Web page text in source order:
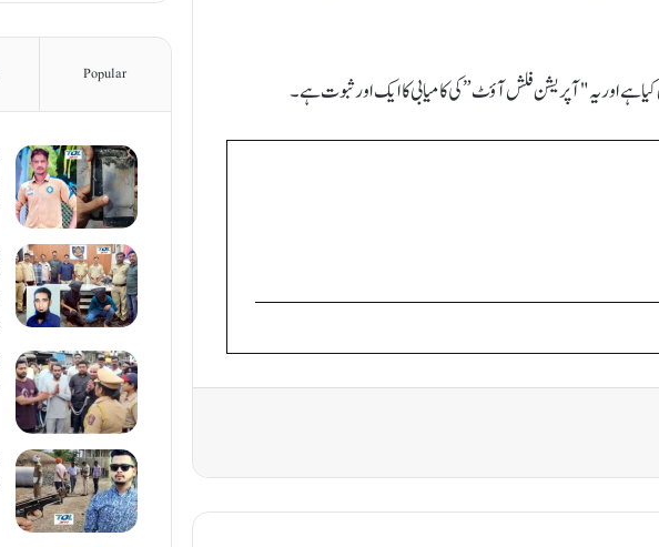
کیا ہے اور یہ "آپریشن فلش آؤٹ” کی کامیابی کا ایک اور ثبوت ہے۔
Popular